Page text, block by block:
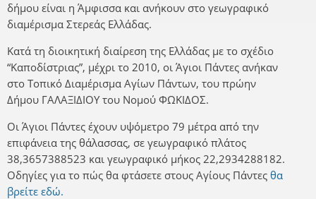
δήμου είναι η Άμφισσα και ανήκουν στο γεωγραφικό
διαμέρισμα Στερεάς Ελλάδας.
Κατά τη διοικητική διαίρεση της Ελλάδας με το σχέδιο
“Καποδίστριας”, μέχρι το 2010, οι Άγιοι Πάντες ανήκαν
στο Τοπικό Διαμέρισμα Αγίων Πάντων, του πρώην
Δήμου ΓΑΛΑΞΙΔΙΟΥ του Νομού ΦΩΚΙΔΟΣ.
Οι Άγιοι Πάντες έχουν υψόμετρο 79 μέτρα από την
επιφάνεια της θάλασσας, σε γεωγραφικό πλάτος
38,3657388523 και γεωγραφικό μήκος 22,2934288182.
Οδηγίες για το πώς θα φτάσετε στους Αγίους Πάντες θα
βρείτε εδώ.